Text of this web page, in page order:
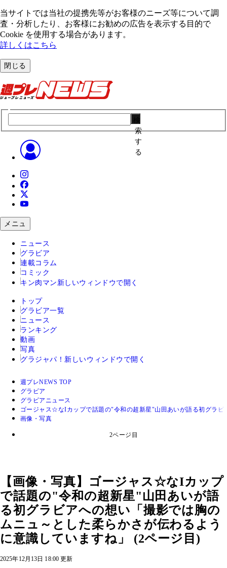
当サイトでは当社の提携先等がお客様のニーズ等について調
査・分析したり、お客様にお勧めの広告を表⽰する⽬的で
Cookie を使⽤する場合があります。
詳しくはこちら
閉じる
索
す
る
メニュ
ニュース
グラビア
連載コラム
コミック
キン肉マン 新しいウィンドウで開く
トップ
グラビア一覧
ニュース
ランキング
動画
写真
グラジャパ！ 新しいウィンドウで開く
週プレNEWS TOP
グラビア
グラビアニュース
ゴージャス☆なIカップで話題の"令和の超新星"山田あいが語る初グラ
画像・写真
2ページ目
【画像・写真】ゴージャス☆なIカップ
で話題の"令和の超新星"山田あいが語
る初グラビアへの想い「撮影では胸の
ムニュ～とした柔らかさが伝わるよう
に意識していますね」 (2ページ目)
2025年12月13日 18:00 更新